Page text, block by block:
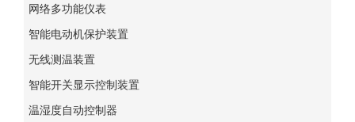
网络多功能仪表
智能电动机保护装置
无线测温装置
智能开关显示控制装置
温湿度自动控制器